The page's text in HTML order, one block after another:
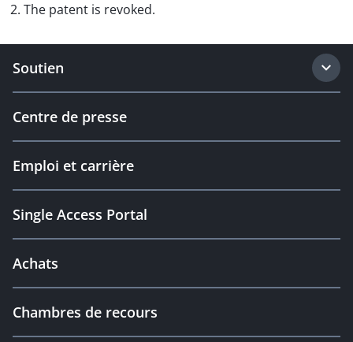
2. The patent is revoked.
Soutien
Centre de presse
Emploi et carrière
Single Access Portal
Achats
Chambres de recours